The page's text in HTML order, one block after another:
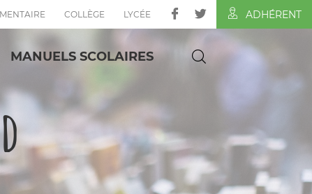
COLLÈGE LYCÉE ADHÉRENT
MANUELS SCOLAIRES